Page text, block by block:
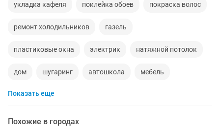
укладка кафеля поклейка обоев покраска волос
ремонт холодильников газель
пластиковые окна электрик натяжной потолок
дом шугаринг автошкола мебель
ремонт телевизоров
Показать еще
Похожие в городах